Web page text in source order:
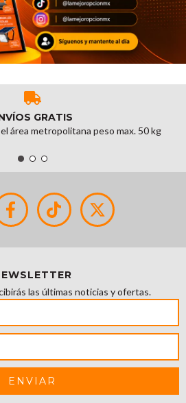
GRATIS
área metropolitana peso max. 50 kg
las últimas noticias y ofertas.